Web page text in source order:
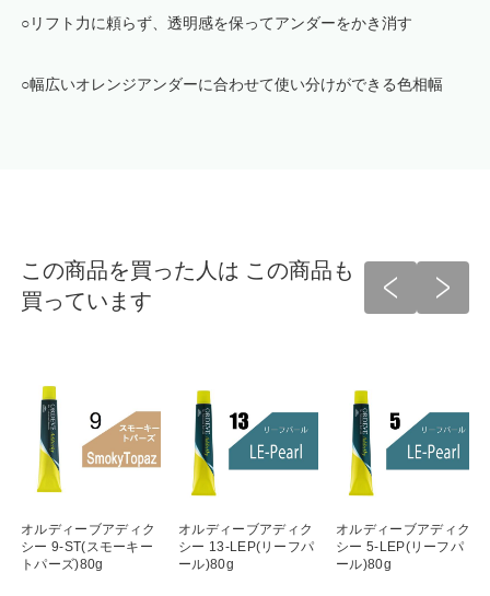
○リフト力に頼らず、透明感を保ってアンダーをかき消す
○幅広いオレンジアンダーに合わせて使い分けができる色相幅
この商品を買った人は この商品も
買っています
オルディーブアディク
シー 9-ST(スモーキー
トパーズ)80g
オルディーブアディク
シー 13-LEP(リーフパ
ール)80g
オルディーブアディク
シー 5-LEP(リーフパ
ール)80g